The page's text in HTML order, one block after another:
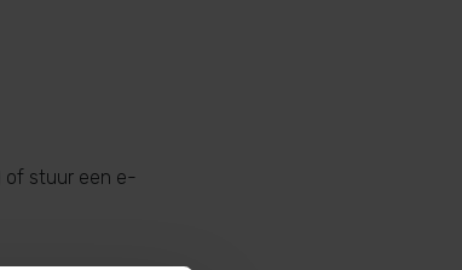
of stuur een e-